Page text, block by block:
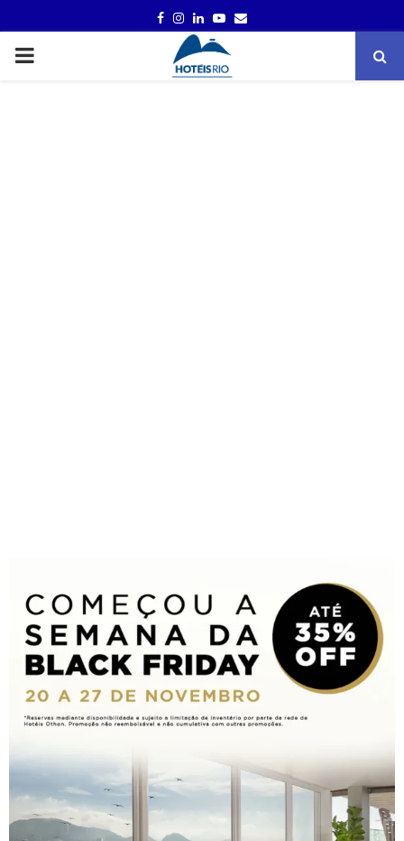
FACEBOOK
INSTAGRAM
LINKEDINYOUTUBE
EMAIL
PRIMARY